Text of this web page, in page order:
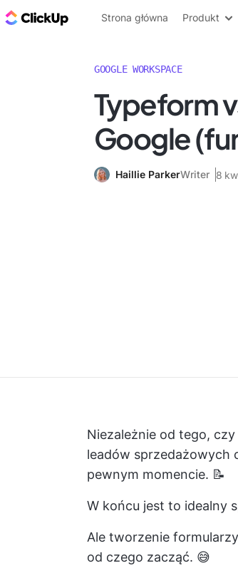
ClickUp Blog
Strona główna Produkt
GOOGLE WORKSPACE
Typeform
Google
Haillie ParkerWriter 8
Niezależnie od tego,
leadów sprzedażowych
pewnym momencie. 📝
W końcu jest to idealny
Ale tworzenie
od czego zacząć. 😅